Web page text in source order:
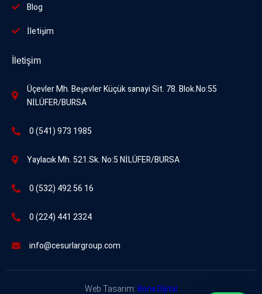
Blog
İletişim
İletişim
Üçevler Mh. Beşevler Küçük sanayi Sit. 78. Blok.No:55
NİLÜFER/BURSA
0 (541) 973 1985
Yaylacık Mh. 521.Sk. No:5 NİLÜFER/BURSA
0 (532) 492 56 16
0 (224) 441 2324
info@cesurlargroup.com
Web Tasarım:Bona Dijital